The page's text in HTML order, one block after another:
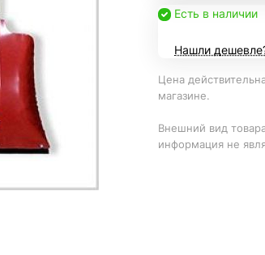
Есть в наличии
Нашли
Цена
магазине.
Внешний вид
информация не